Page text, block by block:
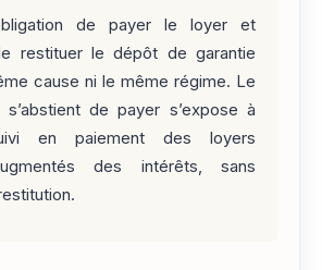
de payer le loyer et
restituer le dépôt de garantie
cause ni le même régime. Le
de payer s’expose à
en paiement des loyers
des intérêts, sans